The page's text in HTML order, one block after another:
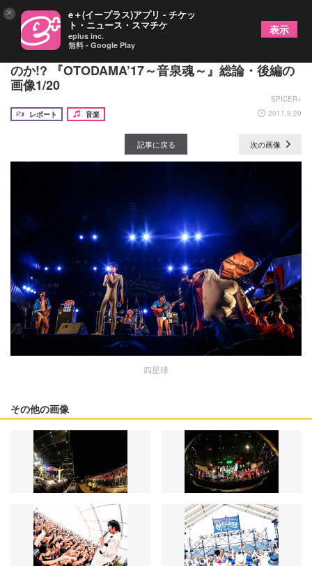
日本一極端なロック・フェス、今年は何をなしえた
のか!? 『OTODAMA’17～音泉魂～』総論・後編の
画像1/20
SPICER+
レポート
音楽 2017.9.20
記事に戻る 次の画像
四星球
その他の画像
× e＋(イープラス)アプリ - チケッ
ト・ニュース・スマチケ
eplus inc.
無料 - Google Play
表示